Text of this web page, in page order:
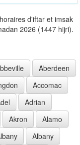
d'iftar et imsak
2026 (1447 hijri).
Aberdeen
Accomac
Adrian
Akron
Alamo
Albany